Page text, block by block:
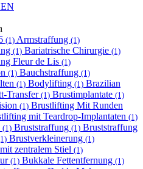
(1) Armstraffung (1)
(1) Bariatrische Chirurgie (1)
Fleur de Lis (1)
(1) Bauchstraffung (1)
(1) Bodylifting (1) Brazilian
Transfer (1) Brustimplantate (1)
(1) Brustlifting Mit Runden
mit Teardrop-Implantaten (1)
(1) Bruststraffung (1) Bruststraffung
Brustverkleinerung (1)
zentralem Stiel (1)
(1) Bukkale Fettentfernung (1)